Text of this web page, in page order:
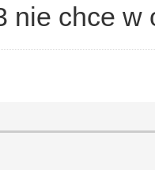
nie chce w